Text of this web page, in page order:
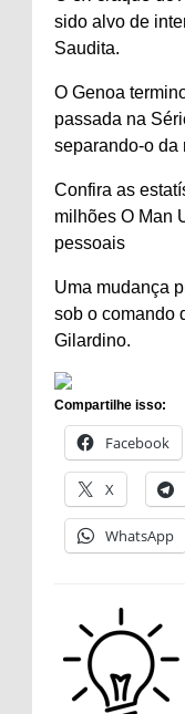
sido alvo de
Saudita.
O Genoa
passada na
separando-o da
Confira as
milhões O Man
pessoais
Uma mudança
sob o comando
Gilardino.
Compartilhe isso:
Facebook
X
WhatsApp